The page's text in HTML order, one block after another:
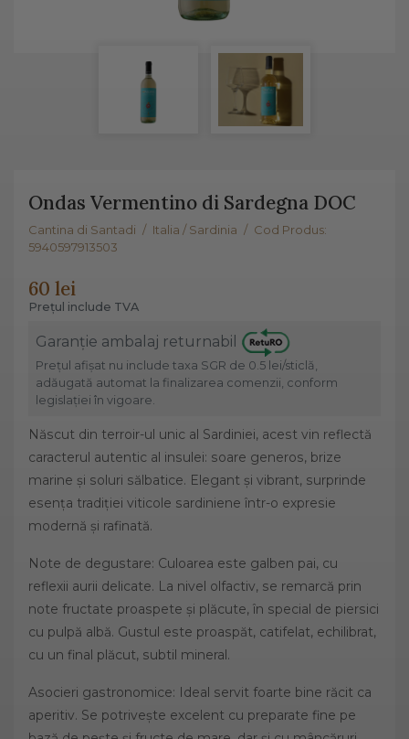
Ondas Vermentino di Sardegna DOC
Cantina di Santadi / Italia / Sardinia / Cod Produs:
5940597913503
60 lei
Prețul include TVA
Garanție ambalaj returnabil
Prețul afișat nu include taxa SGR de 0.5 lei/sticlă,
adăugată automat la finalizarea comenzii, conform
legislației în vigoare.
Născut din terroir-ul unic al Sardiniei, acest vin reflectă
caracterul autentic al insulei: soare generos, brize
marine și soluri sălbatice. Elegant și vibrant, surprinde
esența tradiției viticole sardiniene într-o expresie
modernă și rafinată.
Note de degustare: Culoarea este galben pai, cu
reflexii aurii delicate. La nivel olfactiv, se remarcă prin
note fructate proaspete și plăcute, în special de piersici
cu pulpă albă. Gustul este proaspăt, catifelat, echilibrat,
cu un final plăcut, subtil mineral.
Asocieri gastronomice: Ideal servit foarte bine răcit ca
aperitiv. Se potrivește excelent cu preparate fine pe